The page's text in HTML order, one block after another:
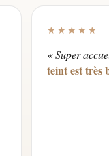
★★★★★
« Super
teint est très